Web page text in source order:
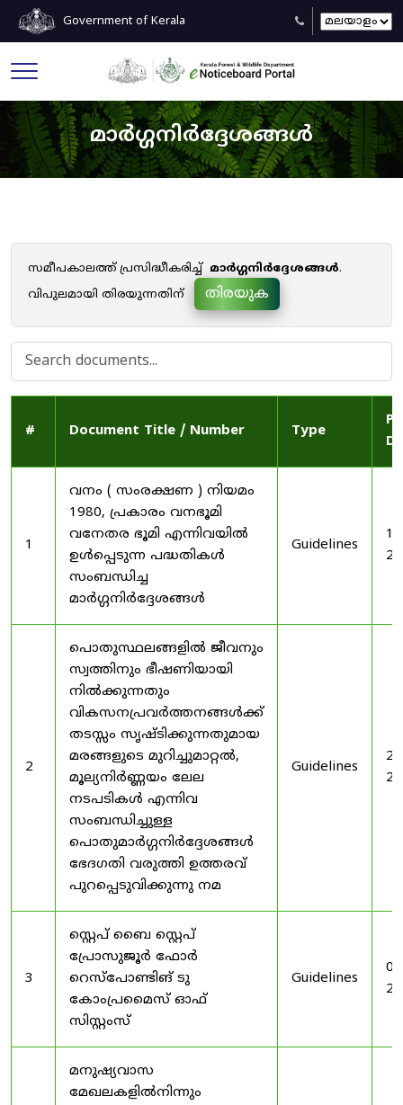
Government of Kerala
മാർഗ്ഗനിർദ്ദേശങ്ങൾ
സമീപകാലത്ത് പ്രസിദ്ധീകരിച്ച് മാർഗ്ഗനിർദ്ദേശങ്ങൾ.
വിപുലമായി തിരയുന്നതിന്
തിരയുക
# Document Title / Number Type
1
വനം ( സംരക്ഷണ ) നിയമം
1980, പ്രകാരം വനഭൂമി
വനേതര ഭൂമി എന്നിവയിൽ
ഉൾപ്പെടുന്ന പദ്ധതികൾ
സംബന്ധിച്ച
മാർഗ്ഗനിർദ്ദേശങ്ങൾ
Guidelines
2
പൊതുസ്ഥലങ്ങളിൽ ജീവനും
സ്വത്തിനും ഭീഷണിയായി
നിൽക്കുന്നതും
വികസനപ്രവർത്തനങ്ങൾക്ക്
തടസ്സം സൃഷ്ടിക്കുന്നതുമായ
മരങ്ങളുടെ മുറിച്ചുമാറ്റൽ,
മൂല്യനിർണ്ണയം ലേല
നടപടികൾ എന്നിവ
സംബന്ധിച്ചുള്ള
പൊതുമാർഗ്ഗനിർദ്ദേശങ്ങൾ
ഭേദഗതി വരുത്തി ഉത്തരവ്
പുറപ്പെടുവിക്കുന്നു നമ
Guidelines
3
സ്റ്റെപ് ബൈ സ്റ്റെപ്
പ്രോസുജൂർ ഫോർ
റെസ്‌പോണ്ടിങ് ടു
കോംപ്രമൈസ് ഓഫ്
സിസ്റ്റംസ്
Guidelines
മനുഷ്യവാസ
മേഖലകളിൽനിന്നും